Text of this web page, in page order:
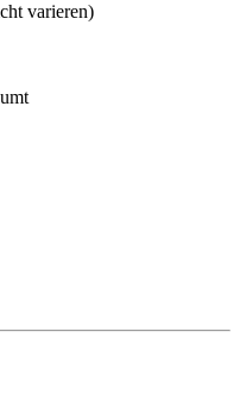
varieren)